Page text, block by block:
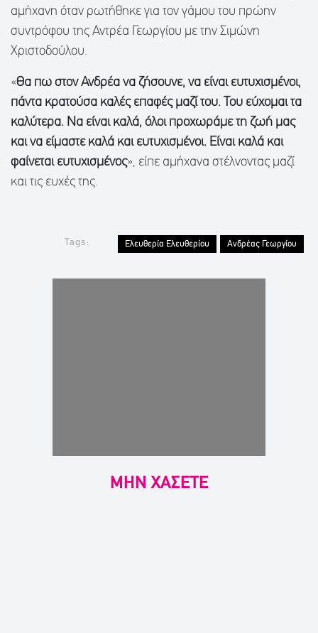
αμήχανη όταν ρωτήθηκε για τον γάμου του πρώην
συντρόφου της Αντρέα Γεωργίου με την Σιμώνη
Χριστοδούλου.
«Θα πω στον Ανδρέα να ζήσουνε, να είναι ευτυχισμένοι,
πάντα κρατούσα καλές επαφές μαζί του. Του εύχομαι τα
καλύτερα. Να είναι καλά, όλοι προχωράμε τη ζωή μας
και να είμαστε καλά και ευτυχισμένοι. Είναι καλά και
φαίνεται ευτυχισμένος», είπε αμήχανα στέλνοντας μαζί
και τις ευχές της.
Tags: Ελευθερία Ελευθερίου Ανδρέας Γεωργίου
ΜΗΝ ΧΑΣΕΤΕ